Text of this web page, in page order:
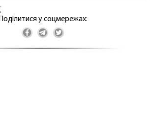
Поділитися у соцмережах: